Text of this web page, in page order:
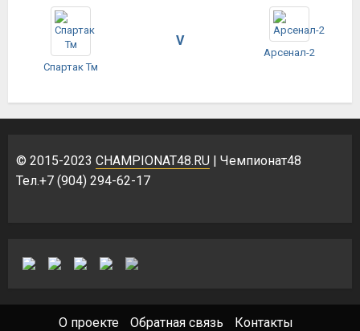
Спартак Тм
V
Арсенал-2
© 2015-2023 CHAMPIONAT48.RU | Чемпионат48
Тел.+7 (904) 294-62-17
О проекте Обратная связь Контакты